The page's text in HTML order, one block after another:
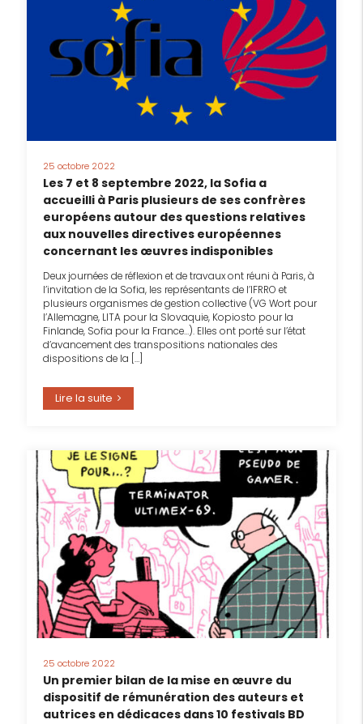
25 octobre 2022
Les 7 et 8 septembre 2022, la Sofia a
accueilli à Paris plusieurs de ses confrères
européens autour des questions relatives
aux nouvelles directives européennes
concernant les œuvres indisponibles
Deux journées de réflexion et de travaux ont réuni à Paris, à
l’invitation de la Sofia, les représentants de l’IFRRO et
plusieurs organismes de gestion collective (VG Wort pour
l’Allemagne, LITA pour la Slovaquie, Kopiosto pour la
Finlande, Sofia pour la France…). Elles ont porté sur l’état
d’avancement des transpositions nationales des
dispositions de la […]
Lire la suite
25 octobre 2022
Un premier bilan de la mise en œuvre du
dispositif de rémunération des auteurs et
autrices en dédicaces dans 10 festivals BD